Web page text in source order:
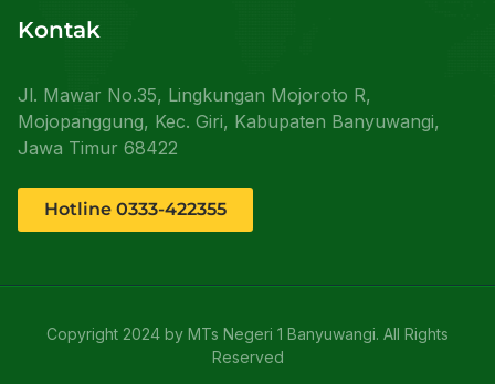
Kontak
Jl. Mawar No.35, Lingkungan Mojoroto R,
Mojopanggung, Kec. Giri, Kabupaten Banyuwangi,
Jawa Timur 68422
Hotline 0333-422355
Copyright 2024 by MTs Negeri 1 Banyuwangi. All Rights
Reserved